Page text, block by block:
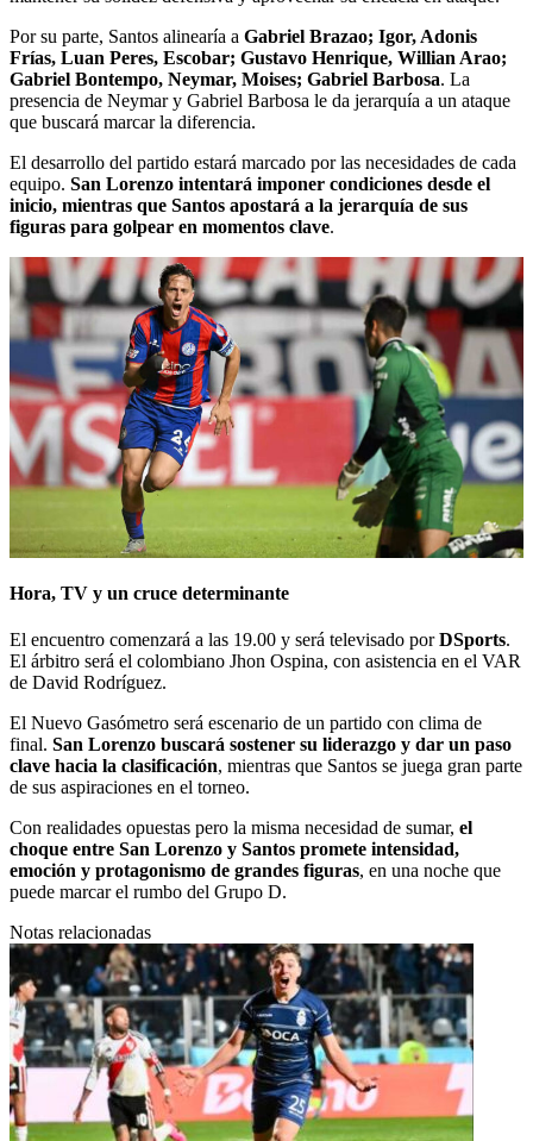
Por su parte, Santos alinearía a Gabriel Brazao; Igor, Adonis
Frías, Luan Peres, Escobar; Gustavo Henrique, Willian Arao;
Gabriel Bontempo, Neymar, Moises; Gabriel Barbosa. La
presencia de Neymar y Gabriel Barbosa le da jerarquía a un ataque
que buscará marcar la diferencia.
El desarrollo del partido estará marcado por las necesidades de cada
equipo. San Lorenzo intentará imponer condiciones desde el
inicio, mientras que Santos apostará a la jerarquía de sus
figuras para golpear en momentos clave.
Hora, TV y un cruce determinante
El encuentro comenzará a las 19.00 y será televisado porDSports.
El árbitro será el colombiano Jhon Ospina, con asistencia en el VAR
de David Rodríguez.
El Nuevo Gasómetro será escenario de un partido con clima de
final. San Lorenzo buscará sostener su liderazgo y dar un paso
clave hacia la clasificación, mientras que Santos se juega gran parte
de sus aspiraciones en el torneo.
Con realidades opuestas pero la misma necesidad de sumar, el
choque entre San Lorenzo y Santos promete intensidad,
emoción y protagonismo de grandes figuras, en una noche que
puede marcar el rumbo del Grupo D.
Notas relacionadas